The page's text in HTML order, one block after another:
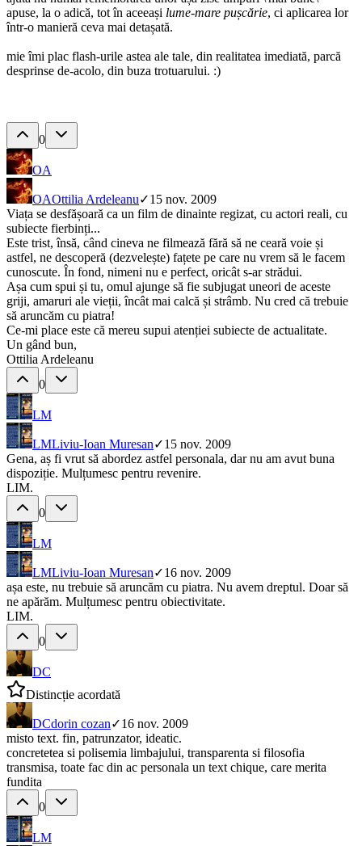
apuse, la o adică, tot în aceeași lume-mare pușcărie, ci aplicarea lor
într-o manieră ceva mai detașată.
mie îmi plac flash-urile astea ale tale, din realitatea imediată, parcă
desprinse de-acolo, din buza trotuarului. :)
0
OA
OAOttilia Ardeleanu✓15 nov. 2009
Viața se desfășoară ca un film de dinainte regizat, cu actori reali, cu
subiecte fierbinți...
Este trist, însă, când cineva ne filmează fără să ne ceară voie și
astfel, ne descoperă (dezvelește) fațete pe care nu vrem să le facem
cunoscute. În fond, nimeni nu e perfect, oricât s-ar strădui.
Așa cum spui și tu, omul ajunge să fie subjugat uneori de aceste
griji, amaruri ale vieții, încât mai calcă și strâmb. Nu cred că trebuie
să aruncăm cu piatra!
Ce-mi place este că mereu supui atenției subiecte de actualitate.
Un gând bun,
Ottilia Ardeleanu
0
LM
LMLiviu-Ioan Muresan✓15 nov. 2009
Gena, aș fi vrut să abordez astfel personala, dar nu am avut buna
dispoziție. Mulțumesc pentru revenire.
LIM.
0
LM
LMLiviu-Ioan Muresan✓16 nov. 2009
așa este, nu trebuie să aruncăm cu piatra. Nu avem dreptul. Doar să
ne apărăm. Mulțumesc pentru obiectivitate.
LIM.
0
DC
Distincție acordată
DCdorin cozan✓16 nov. 2009
misto text. fin, patrunzator, ideatic.
concretetea si polisemia limbajului, transparenta si filosofia
transmisa, toate fac din ac personala un text chique, care merita
fundita
0
LM